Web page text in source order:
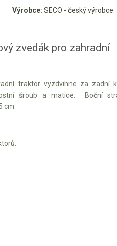
Výrobce: SECO - český výrobce
zvedák pro zahradní
traktor vyzdvihne za zadní
šroub a matice. Boční
cm.